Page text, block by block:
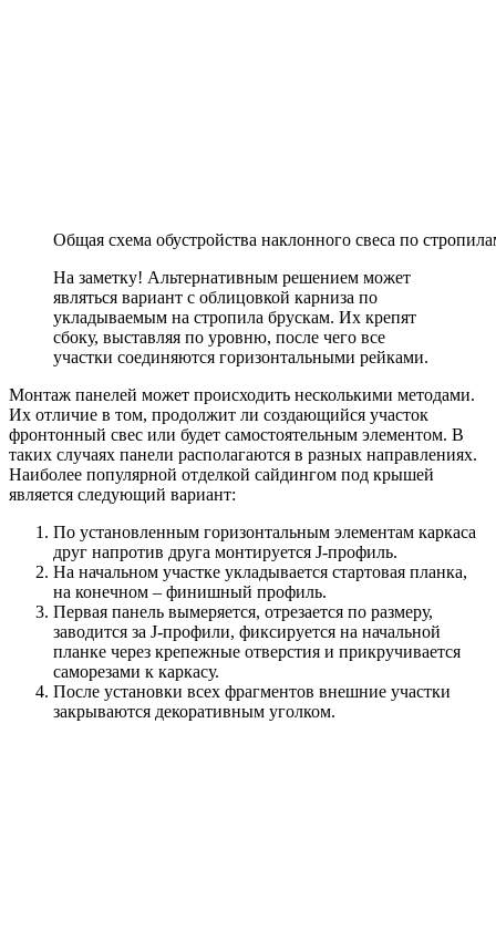
Общая схема обустройства наклонного свеса по
На заметку! Альтернативным решением может
являться вариант с облицовкой карниза по
укладываемым на стропила брускам. Их крепят
сбоку, выставляя по уровню, после чего все
участки соединяются горизонтальными рейками.
Монтаж панелей может происходить несколькими методами.
Их отличие в том, продолжит ли создающийся участок
фронтонный свес или будет самостоятельным элементом. В
таких случаях панели располагаются в разных направлениях.
Наиболее популярной отделкой сайдингом под крышей
является следующий вариант:
По установленным горизонтальным элементам каркаса
друг напротив друга монтируется J-профиль.
На начальном участке укладывается стартовая планка,
на конечном – финишный профиль.
Первая панель вымеряется, отрезается по размеру,
заводится за J-профили, фиксируется на начальной
планке через крепежные отверстия и прикручивается
саморезами к каркасу.
После установки всех фрагментов внешние участки
закрываются декоративным уголком.